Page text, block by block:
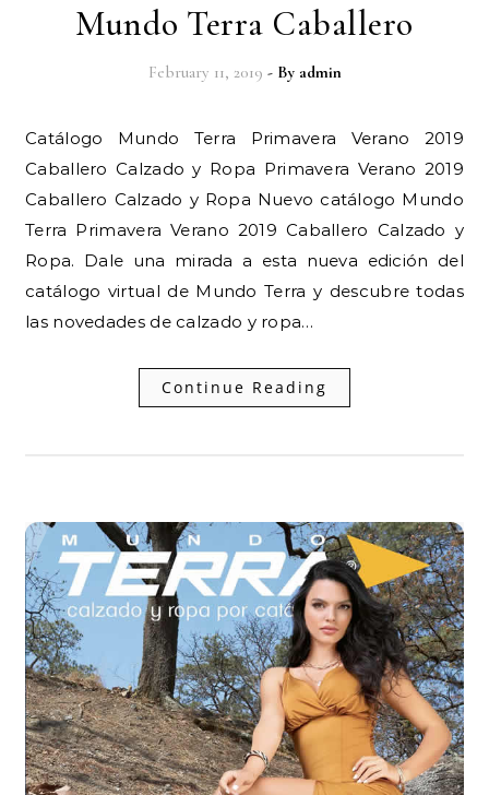
Mundo Terra Caballero
February 11, 2019 - By admin
Catálogo Mundo Terra Primavera Verano 2019
Caballero Calzado y Ropa Primavera Verano 2019
Caballero Calzado y Ropa Nuevo catálogo Mundo
Terra Primavera Verano 2019 Caballero Calzado y
Ropa. Dale una mirada a esta nueva edición del
catálogo virtual de Mundo Terra y descubre todas
las novedades de calzado y ropa…
Continue Reading